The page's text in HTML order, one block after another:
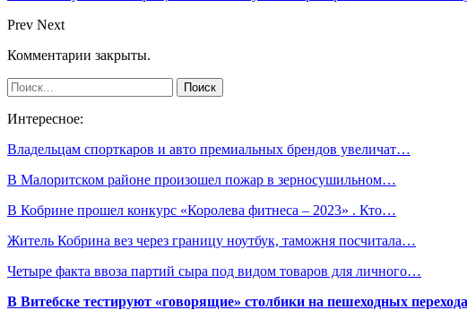
Prev Next
Комментарии закрыты.
Интересное:
Владельцам спорткаров и авто премиальных брендов увеличат…
В Малоритском районе произошел пожар в зерносушильном…
В Кобрине прошел конкурс «Королева фитнеса – 2023» . Кто…
Житель Кобрина вез через границу ноутбук, таможня посчитала…
Четыре факта ввоза партий сыра под видом товаров для личного…
В Витебске тестируют «говорящие» столбики на пешеходных